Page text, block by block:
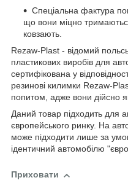
Спеціальна фактура
що вони міцно
ковзають.
Rezaw-Plast - відомий
пластикових виробів для
сертифікована у
резинові килимки Rezaw-
попитом, адже вони дійсно
Даний товар підходить для
європейського ринку. На
може підходити лише за
ідентичний автомобілю
Приховати